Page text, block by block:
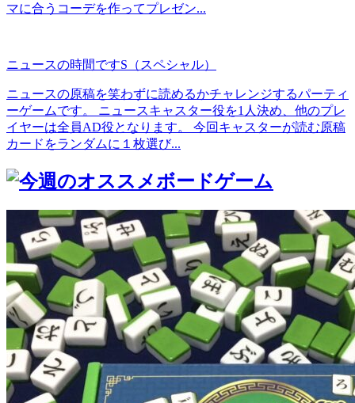
マに合うコーデを作ってプレゼン...
ニュースの時間ですS（スペシャル）
ニュースの原稿を笑わずに読めるかチャレンジするパーティ
ーゲームです。 ニュースキャスター役を1人決め、他のプレ
イヤーは全員AD役となります。 今回キャスターが読む原稿
カードをランダムに１枚選び...